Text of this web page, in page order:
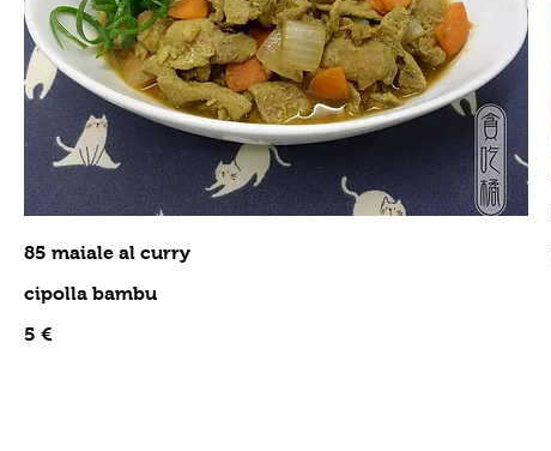
85 maiale al curry
cipolla bambu
5 €